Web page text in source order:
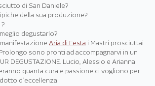
di San Daniele?
della sua produzione?
degustarlo?
Aria di Festa i Mastri prosciuttai
sono pronti ad accompagnarvi in un
DEGUSTAZIONE. Lucio, Alessio e Arianna
quanta cura e passione ci vogliono per
d’eccellenza.